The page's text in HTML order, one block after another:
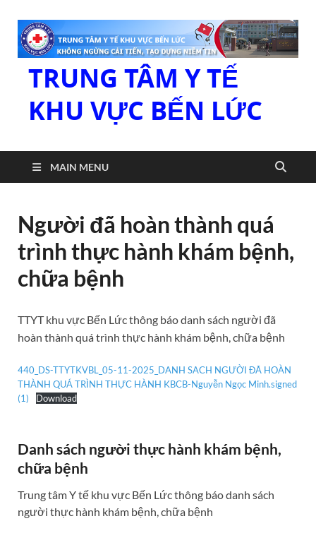
TRUNG TÂM Y TẾ
KHU VỰC BẾN LỨC
MAIN MENU
Người đã hoàn thành quá
trình thực hành khám bệnh,
chữa bệnh
TTYT khu vực Bến Lức thông báo danh sách người đã
hoàn thành quá trình thực hành khám bệnh, chữa bệnh
440_DS-TTYTKVBL_05-11-2025_DANH SACH NGƯỜI ĐÃ HOÀN
THÀNH QUÁ TRÌNH THỰC HÀNH KBCB-Nguyễn Ngọc Minh.signed
(1)
Download
Danh sách người thực hành khám bệnh,
chữa bệnh
Trung tâm Y tế khu vực Bến Lức thông báo danh sách
người thực hành khám bệnh, chữa bệnh